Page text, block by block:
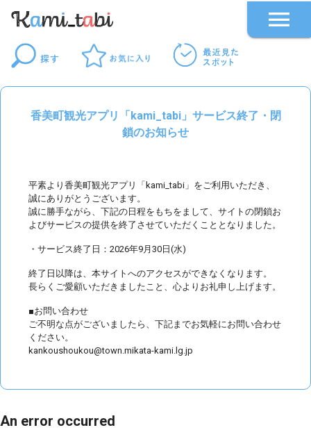
香美町観光アプリ「kami_tabi」サービス終了・閉
鎖のお知らせ
平素より香美町観光アプリ「kami_tabi」をご利用いただき、
誠にありがとうございます。
誠に勝手ながら、下記の日程をもちをまして、サイトの閉鎖お
よびサービスの提供を終了させていただくこととなりました。
・サービス終了日：2026年9月30日(水)
終了日以降は、本サイトへのアクセスができなくなります。
長らくご愛顧いただきましたこと、心よりお礼申し上げます。
■お問い合わせ
ご不明な点がございましたら、下記までお気軽にお問い合わせ
ください。
kankoushoukou@town.mikata-kami.lg.jp
An error occurred